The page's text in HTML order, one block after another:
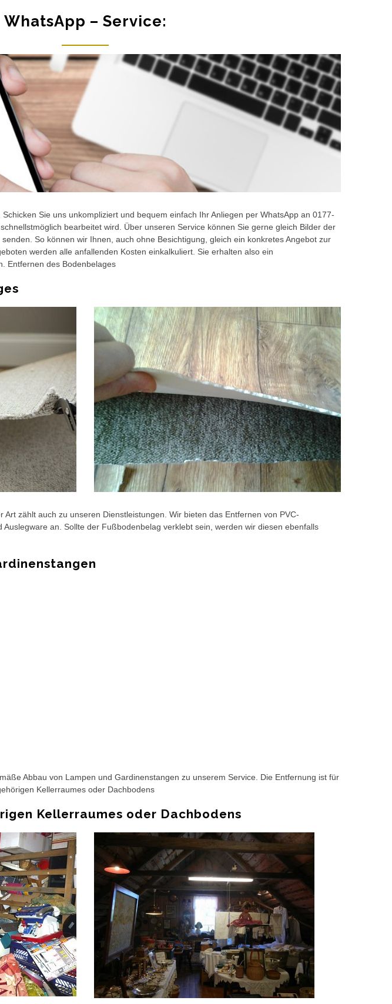
WhatsApp – Service:
Sie uns unkompliziert und bequem einfach Ihr Anliegen per WhatsApp an 0177-
bearbeitet wird. Über unseren Service können Sie gerne gleich Bilder der
So können wir Ihnen, auch ohne Besichtigung, gleich ein konkretes Angebot zur
werden alle anfallenden Kosten einkalkuliert. Sie erhalten also ein
Entfernen des Bodenbelages
zählt auch zu unseren Dienstleistungen. Wir bieten das Entfernen von PVC-
an. Sollte der Fußbodenbelag verklebt sein, werden wir diesen ebenfalls
Abbau von Lampen und Gardinenstangen zu unserem Service. Die Entfernung ist für
Kellerraumes oder Dachbodens
Kellerraumes oder Dachbodens